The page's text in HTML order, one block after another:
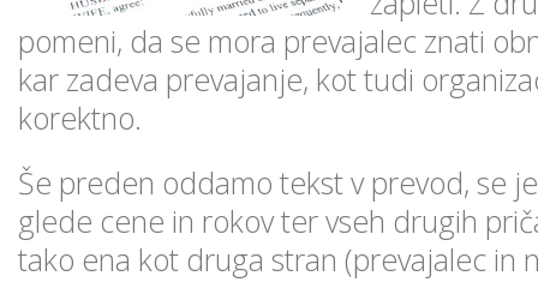
pomeni, da se mora prevajalec znati
kar zadeva prevajanje, kot tudi
korektno.
Še preden oddamo tekst v prevod, se
glede cene in rokov ter vseh drugih
tako ena kot druga stran (prevajalec in